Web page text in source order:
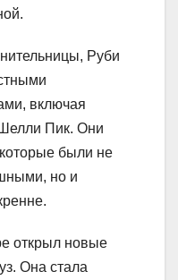
Руби
включая
Пик. Они
были не
но и
открыл новые
Она стала